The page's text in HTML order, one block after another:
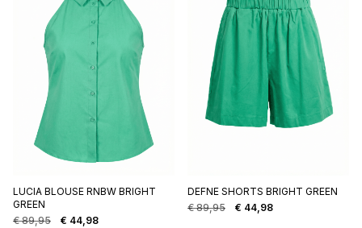
LUCIA BLOUSE RNBW BRIGHT
GREEN
€89,95
Oorspronkelijke
€ 44,98
Huidige
DEFNE SHORTS BRIGHT GREEN
€89,95
Oorspronkelijke
€ 44,98
Huidige